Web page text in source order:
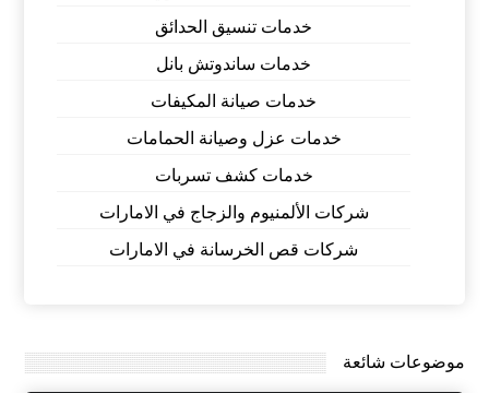
خدمات تنسيق الحدائق
خدمات ساندوتش بانل
خدمات صيانة المكيفات
خدمات عزل وصيانة الحمامات
خدمات كشف تسربات
شركات الألمنيوم والزجاج في الامارات
شركات قص الخرسانة في الامارات
موضوعات شائعة